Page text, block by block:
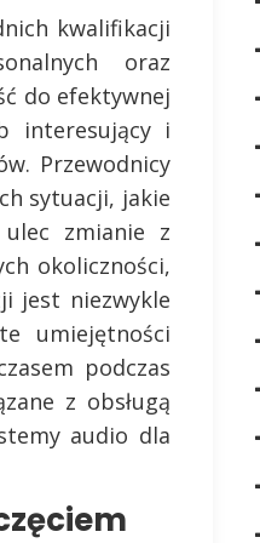
kwalifikacji
oraz
do efektywnej
interesujący i
Przewodnicy
sytuacji, jakie
zmianie z
okoliczności,
jest niezwykle
umiejętności
podczas
z obsługą
audio dla